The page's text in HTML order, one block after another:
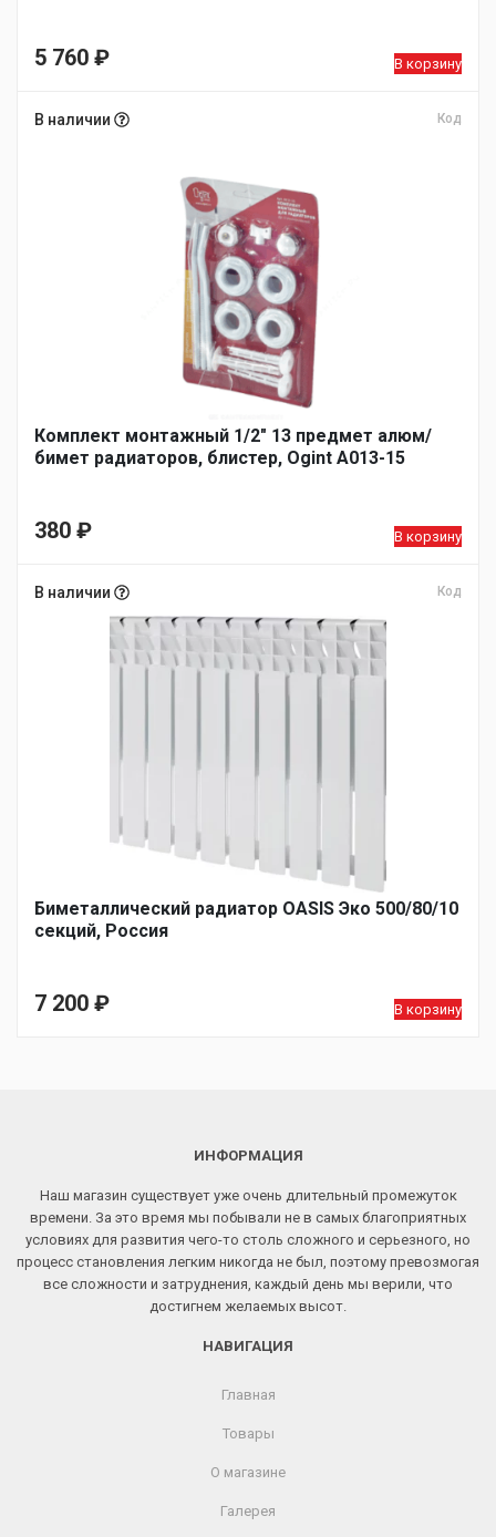
5 760 ₽ В корзину
В наличии Код
Комплект монтажный 1/2″ 13 предмет алюм/
бимет радиаторов, блистер, Ogint A013-15
380 ₽ В корзину
В наличии Код
Биметаллический радиатор OASIS Эко 500/80/10
секций, Россия
7 200 ₽ В корзину
ИНФОРМАЦИЯ
Наш магазин существует уже очень длительный промежуток
времени. За это время мы побывали не в самых благоприятных
условиях для развития чего-то столь сложного и серьезного, но
процесс становления легким никогда не был, поэтому превозмогая
все сложности и затруднения, каждый день мы верили, что
достигнем желаемых высот.
НАВИГАЦИЯ
Главная
Товары
О магазине
Галерея